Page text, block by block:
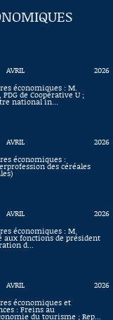
AVRIL
2026
économiques : M.
de Coopérative U ;
national in...
AVRIL
2026
économiques :
des céréales
AVRIL
2026
économiques : M.
aux fonctions de président
d...
AVRIL
2026
économiques et
: Freins au
du tourisme ; Rep...